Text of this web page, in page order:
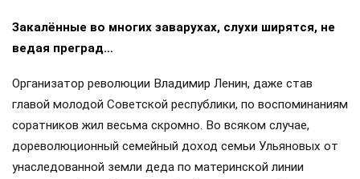
Закалённые во многих заварухах, слухи ширятся, не
ведая преград…
Организатор революции Владимир Ленин, даже став
главой молодой Советской республики, по воспоминаниям
соратников жил весьма скромно. Во всяком случае,
дореволюционный семейный доход семьи Ульяновых от
унаследованной земли деда по материнской линии